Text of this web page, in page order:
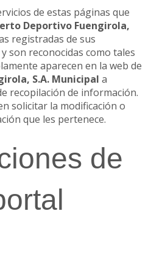
de estas páginas que
Deportivo Fuengirola,
registradas de sus
son reconocidas como tales
aparecen en la web de
S.A. Municipal a
recopilación de información.
solicitar la modificación o
que les pertenece.
de